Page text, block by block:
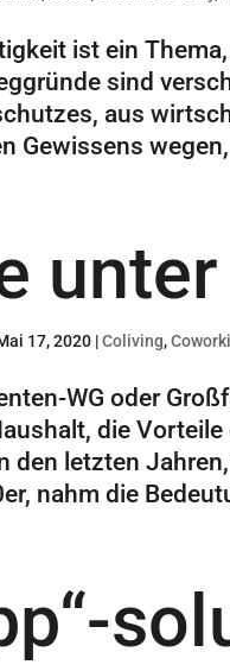
ist ein
sind
aus
Gewissens
17, 2020|Coliving,
WG oder
die
den letzten
nahm die